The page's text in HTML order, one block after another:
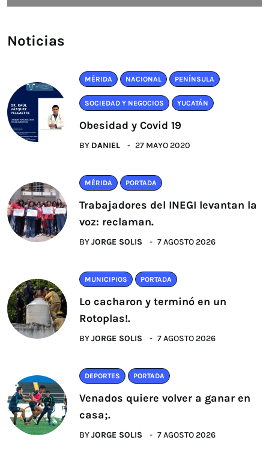
Noticias
MÉRIDA NACIONAL PENÍNSULA
SOCIEDAD Y NEGOCIOS YUCATÁN
Obesidad y Covid 19
BY DANIEL 27 MAYO 2020
MÉRIDA PORTADA
Trabajadores del INEGI levantan la
voz: reclaman.
BYJORGE SOLIS 7 AGOSTO 2026
MUNICIPIOS PORTADA
Lo cacharon y terminó en un
Rotoplas!.
BYJORGE SOLIS 7 AGOSTO 2026
DEPORTES PORTADA
Venados quiere volver a ganar en
casa;.
BYJORGE SOLIS 7 AGOSTO 2026